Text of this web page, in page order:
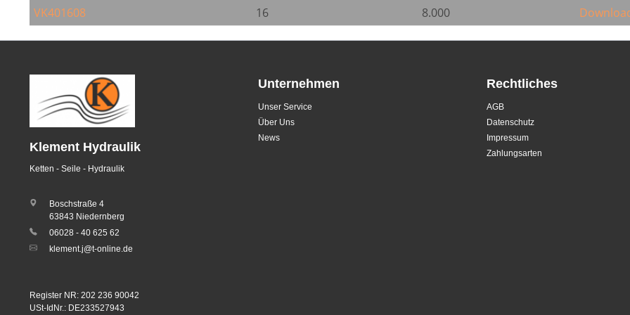
VK401608 16 8.000
Klement Hydraulik
Ketten - Seile - Hydraulik
Boschstraße 4
63843 Niedernberg
06028 - 40 625 62
klement.j@t-online.de
Register NR: 202 236 90042
USt-IdNr.: DE233527943
Unternehmen
Unser Service
Über Uns
News
Rechtliches
AGB
Datenschutz
Impressum
Zahlungsarten